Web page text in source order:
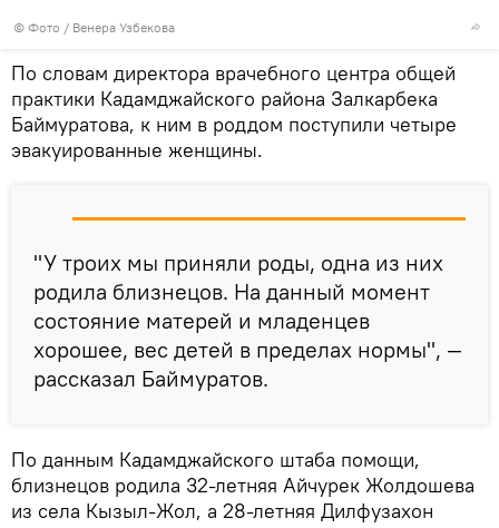
© Фото / Венера Узбекова
По словам директора врачебного центра общей
практики Кадамджайского района Залкарбека
Баймуратова, к ним в роддом поступили четыре
эвакуированные женщины.
"У троих мы приняли роды, одна из них
родила близнецов. На данный момент
состояние матерей и младенцев
хорошее, вес детей в пределах нормы", —
рассказал Баймуратов.
По данным Кадамджайского штаба помощи,
близнецов родила 32-летняя Айчурек Жолдошева
из села Кызыл-Жол, а 28-летняя Дилфузахон